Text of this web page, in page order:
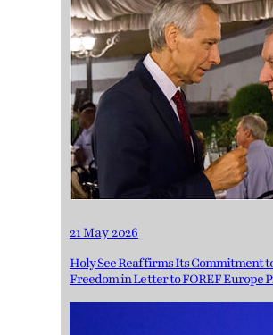
21 May 2026
Holy See Reaffirms Its Commitment
Freedom in Letter to FOREF Europe